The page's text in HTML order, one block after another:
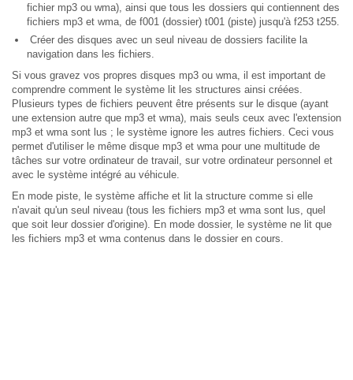
fichier mp3 ou wma), ainsi que tous les dossiers qui contiennent des
fichiers mp3 et wma, de f001 (dossier) t001 (piste) jusqu'à f253 t255.
Créer des disques avec un seul niveau de dossiers facilite la
navigation dans les fichiers.
Si vous gravez vos propres disques mp3 ou wma, il est important de
comprendre comment le système lit les structures ainsi créées.
Plusieurs types de fichiers peuvent être présents sur le disque (ayant
une extension autre que mp3 et wma), mais seuls ceux avec l'extension
mp3 et wma sont lus ; le système ignore les autres fichiers. Ceci vous
permet d'utiliser le même disque mp3 et wma pour une multitude de
tâches sur votre ordinateur de travail, sur votre ordinateur personnel et
avec le système intégré au véhicule.
En mode piste, le système affiche et lit la structure comme si elle
n'avait qu'un seul niveau (tous les fichiers mp3 et wma sont lus, quel
que soit leur dossier d'origine). En mode dossier, le système ne lit que
les fichiers mp3 et wma contenus dans le dossier en cours.